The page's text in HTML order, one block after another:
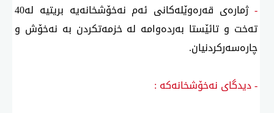
-
ژمارەی قەرەوێلەكانی ئەم نەخۆشخانەیە بریتیە لە40
تەخت و تائێستا بەردەوامە لە خزمەتكردن بە نەخۆش و
چارەسەركردنیان.
- دیدگای نەخۆشخانەكە :